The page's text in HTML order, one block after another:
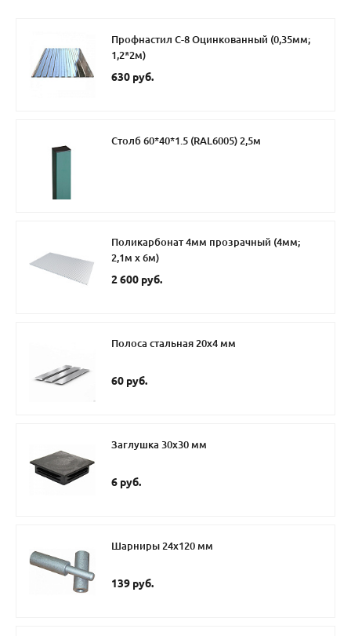
Профнастил С-8 Оцинкованный (0,35мм;
1,2*2м)
630 руб.
Столб 60*40*1.5 (RAL6005) 2,5м
Поликарбонат 4мм прозрачный (4мм;
2,1м х 6м)
2 600 руб.
Полоса стальная 20х4 мм
60 руб.
Заглушка 30х30 мм
6 руб.
Шарниры 24х120 мм
139 руб.